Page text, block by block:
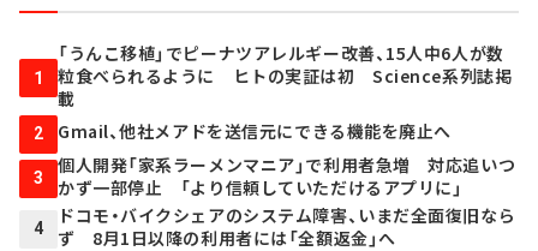
1
「うんこ移植」でピーナツアレルギー改善、15人中6人が数
粒食べられるように ヒトの実証は初 Science系列誌掲
載
2 Gmail、他社メアドを送信元にできる機能を廃止へ
3
個人開発「家系ラーメンマニア」で利用者急増 対応追いつ
かず一部停止 「より信頼していただけるアプリに」
4
ドコモ・バイクシェアのシステム障害、いまだ全面復旧なら
ず 8月1日以降の利用者には「全額返金」へ